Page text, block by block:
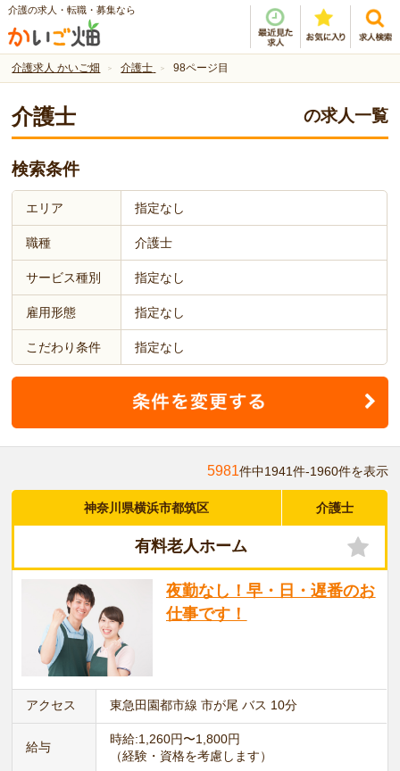
介護の求人・転職・募集なら
介護求人 かいご畑 介護士 98ページ目
介護士 の求人一覧
検索条件
エリア 指定なし
職種 介護士
サービス種別 指定なし
雇用形態 指定なし
こだわり条件 指定なし
5981件中1941件-1960件を表示
神奈川県横浜市都筑区 介護士
有料老人ホーム
夜勤なし！早・日・遅番のお
仕事です！
アクセス 東急田園都市線 市が尾 バス 10分
給与
時給:1,260円〜1,800円
（経験・資格を考慮します）